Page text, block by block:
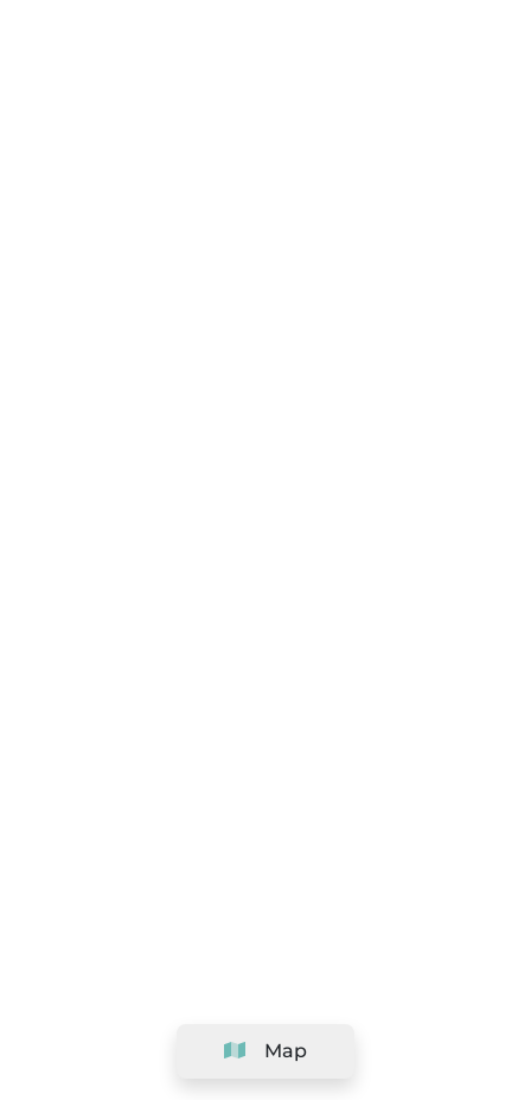
Map